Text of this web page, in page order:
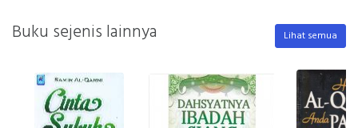
Buku sejenis lainnya Lihat semua